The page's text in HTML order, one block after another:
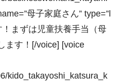
母子家庭さん” type=”l
まずは児童扶養手当（母
ます！[/voice] [voice
kido_takayoshi_katsura_k